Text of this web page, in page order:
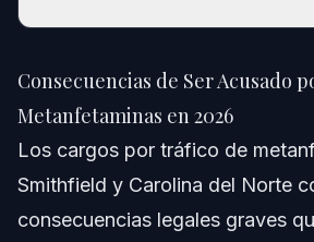
Respuesta Rápida
Comprendiendo el Tráfico de
Paso a Paso: Qué Hacer Si Lo
Consecuencias de Ser Acusado
Metanfetaminas en 2026
Los cargos por tráfico de
Smithfield y Carolina del Norte
consecuencias legales graves